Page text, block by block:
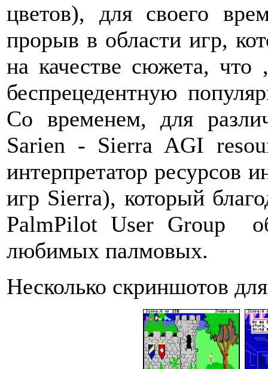
цветов), для своего
прорыв в области игр,
на качестве сюжета, что
беспрецедентную
Со временем, для
Sarien - Sierra AGI
интерпретатор ресурсов
игр Sierra), который
PalmPilot User Group
любимых палмовых.
Несколько скриншотов